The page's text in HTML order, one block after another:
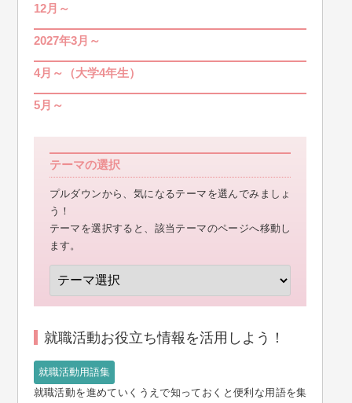
12月～
2027年3月～
4月～（大学4年生）
5月～
テーマの選択
プルダウンから、気になるテーマを選んでみましょ
う！
テーマを選択すると、該当テーマのページへ移動し
ます。
就職活動お役立ち情報を活用しよう！
就職活動を進めていくうえで知っておくと便利な用語を集